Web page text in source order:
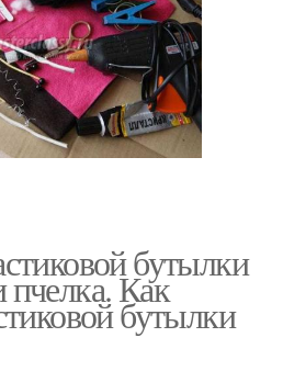
бутылки
Как
бутылки